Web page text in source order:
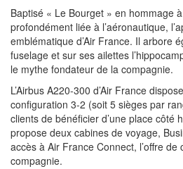
Baptisé « Le Bourget » en hommage
profondément liée à l’aéronautique,
emblématique d’Air France. Il arbore
fuselage et sur ses ailettes
le mythe fondateur de la compagnie.
L’Airbus A220-300 d’Air France
configuration 3-2 (soit 5 sièges par
clients de bénéficier d’une place côté
propose deux cabines de voyage,
accès à Air France Connect, l’offre de
compagnie.